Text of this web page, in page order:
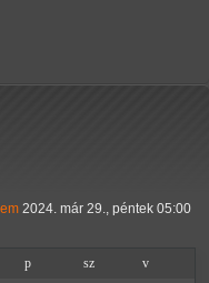
2024. már 29., péntek 05:00
p sz
v